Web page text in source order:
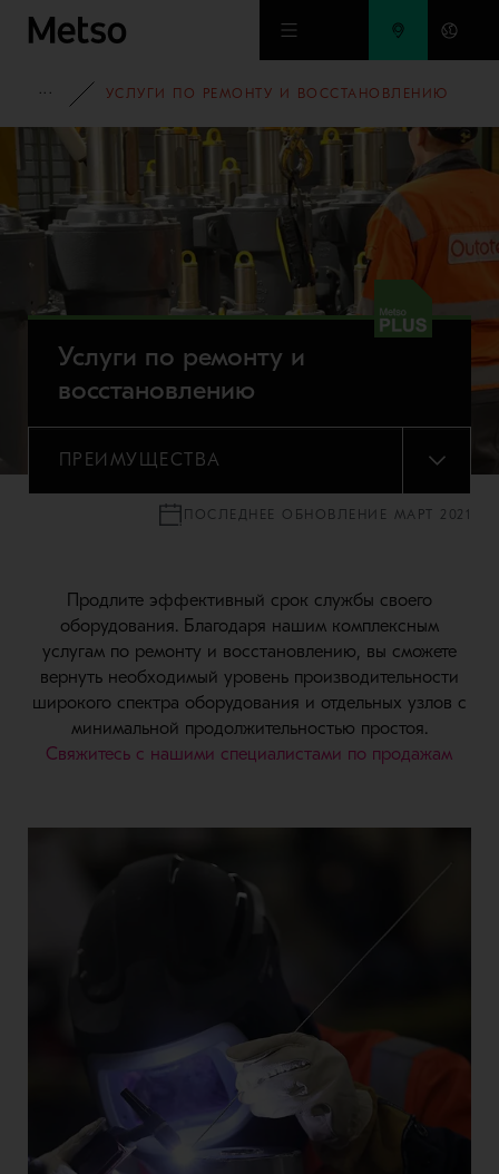
Перейти к основному содержимому
ПОРТФОЛИО ОБОРУДОВАНИЯ
УСЛУГИ ПО РЕМОНТУ И ВОССТАНОВЛЕНИЮ
Услуги по ремонту и
восстановлению
ПРЕИМУЩЕСТВА
МЕНЮ
ПОСЛЕДНЕЕ ОБНОВЛЕНИЕ МАРТ 2021
Продлите эффективный срок службы своего
оборудования. Благодаря нашим комплексным
услугам по ремонту и восстановлению, вы сможете
вернуть необходимый уровень производительности
широкого спектра оборудования и отдельных узлов с
минимальной продолжительностью простоя.
Свяжитесь с нашими специалистами по продажам